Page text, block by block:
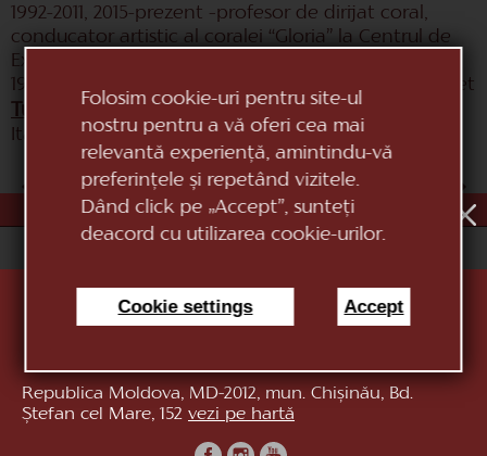
Folosim cookie-uri pentru site-ul
nostru pentru a vă oferi cea mai
relevantă experiență, amintindu-vă
preferințele și repetând vizitele.
Dând click pe „Accept”, sunteți
deacord cu utilizarea cookie-urilor.
Cookie settings Accept
1992-2011, 2015-prezent –profesor de dirijat coral,
conducator artistic al coralei “Gloria” la Centrul de
Excelenta in Educatie Artistica “Stefan Neaga”
1991-1992 – corist la Teatrul National de Opera si Balet
Turnee
: Marea Britanie, Irlanda, Spania, Germania,
Italia, Olanda, Belgia, Thailanda
1 2 3 4 5 6 7 10
Republica Moldova, MD-2012, mun. Chișinău, Bd.
Ștefan cel Mare, 152 vezi pe hartă